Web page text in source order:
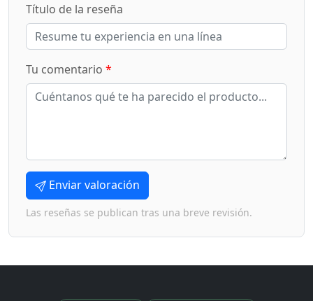
Título de la reseña
Tu comentario *
Enviar valoración
Las reseñas se publican tras una breve revisión.